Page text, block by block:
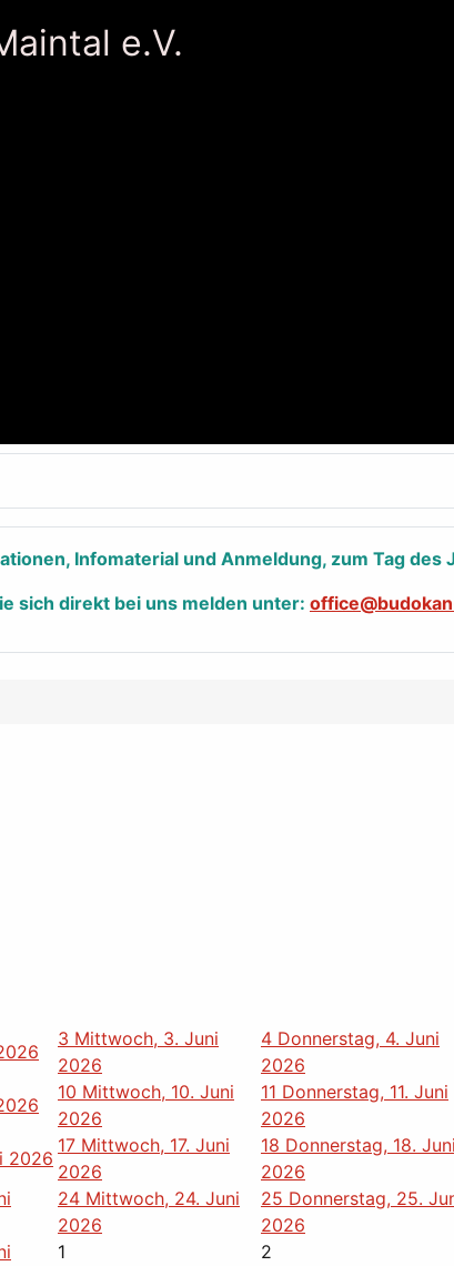
Infomaterial und Anmeldung, zum Tag des
sich direkt bei uns melden unter:
3 Mittwoch, 3. Juni
2026
4 Donnerstag, 4. Juni
2026
10 Mittwoch, 10. Juni
2026
11 Donnerstag, 11. Juni
2026
2026
17 Mittwoch, 17. Juni
2026
18 Donnerstag, 18. Juni
2026
24 Mittwoch, 24. Juni
2026
25 Donnerstag, 25.
2026
1 2